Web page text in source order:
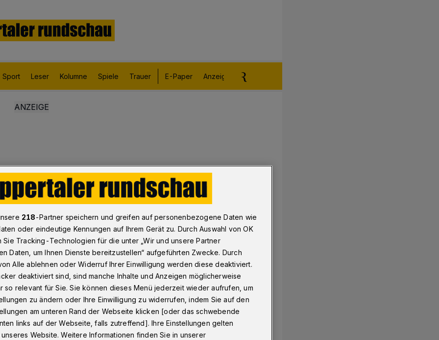
Sport Leser Kolumne Spiele Trauer E-Paper Anzeigen aufgeben
Häwelmann
218-Partner speichern und greifen auf personenbezogene Daten wie
oder eindeutige Kennungen auf Ihrem Gerät zu. Durch Auswahl von OK
Sie Tracking-Technologien für die unter „Wir und unsere Partner
Daten, um Ihnen Dienste bereitzustellen“ aufgeführten Zwecke. Durch
Alle ablehnen oder Widerruf Ihrer Einwilligung werden diese deaktiviert.
deaktiviert sind, sind manche Inhalte und Anzeigen möglicherweise
so relevant für Sie. Sie können dieses Menü jederzeit wieder aufrufen, um
zu ändern oder Ihre Einwilligung zu widerrufen, indem Sie auf den
am unteren Rand der Webseite klicken [oder das schwebende
links auf der Webseite, falls zutreffend]. Ihre Einstellungen gelten
Website. Weitere Informationen finden Sie in unserer